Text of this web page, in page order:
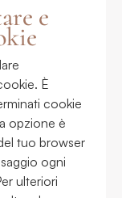
e
È
cookie
opzione è
tuo browser
ogni
ulteriori